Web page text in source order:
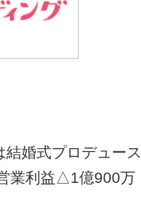
婚式プロデュース
業利益△1億900万